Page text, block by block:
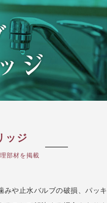
ッジ
部材を掲載
みや止水バルブの破損、パッキ